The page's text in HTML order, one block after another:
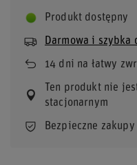
Produkt dostępny
Darmowa i szybka
14 dni na łatwy
Ten produkt nie
stacjonarnym
Bezpieczne zakupy